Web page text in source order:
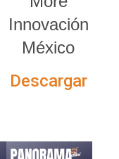
Innovación
México
Descargar